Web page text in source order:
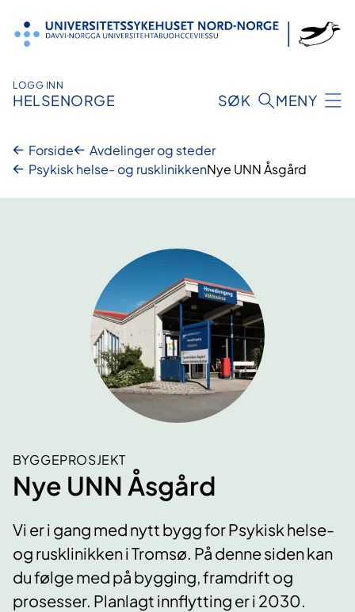
innhold
LOGG INN
HELSENORGE SØK MENY
Forside
Avdelinger og steder
Psykisk helse- og rusklinikkenNye UNN Åsgård
BYGGEPROSJEKT
Nye UNN Åsgård
Vi er i gang med nytt bygg for Psykisk helse-
og rusklinikken i Tromsø. På denne siden kan
du følge med på bygging, framdrift og
prosesser. Planlagt innflytting er i 2030.